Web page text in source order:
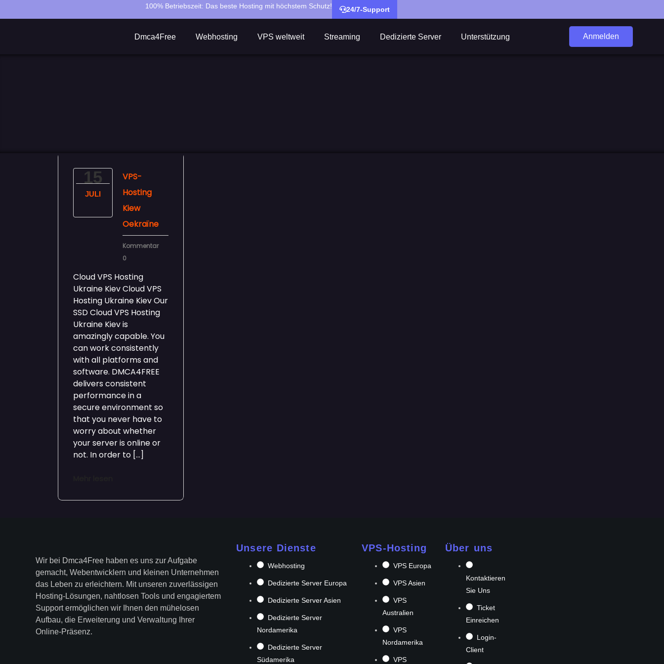
100% Betriebszeit: Das beste Hosting mit höchstem Schutz! 24/7-Support
Dmca4Free Webhosting VPS weltweit Streaming Dedizierte Server Unterstützung Anmelden
15
JULI
VPS-
Hosting
Kiew
Oekraïne
Kommentar
0
Cloud VPS Hosting
Ukraine Kiev Cloud VPS
Hosting Ukraine Kiev Our
SSD Cloud VPS Hosting
Ukraine Kiev is
amazingly capable. You
can work consistently
with all platforms and
software. DMCA4FREE
delivers consistent
performance in a
secure environment so
that you never have to
worry about whether
your server is online or
not. In order to […]
Wir bei Dmca4Free haben es uns zur Aufgabe
gemacht, Webentwicklern und kleinen Unternehmen
das Leben zu erleichtern. Mit unseren zuverlässigen
Hosting-Lösungen, nahtlosen Tools und engagiertem
Support ermöglichen wir Ihnen den mühelosen
Aufbau, die Erweiterung und Verwaltung Ihrer
Online-Präsenz.
Unsere Dienste
Webhosting
Dedizierte Server Europa
Dedizierte Server Asien
Dedizierte Server
Nordamerika
Dedizierte Server
Südamerika
VPS-Hosting
VPS Europa
VPS Asien
VPS
Australien
VPS
Nordamerika
VPS
Über uns
Kontaktieren
Sie Uns
Ticket
Einreichen
Login-
Client